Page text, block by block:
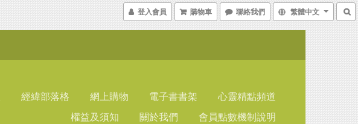
登入會員 購物車 聯絡我們 繁體中文
經緯部落格 網上購物 電子書書架
心靈精點頻道
權益及須知
關於我們 會員點數機制說明